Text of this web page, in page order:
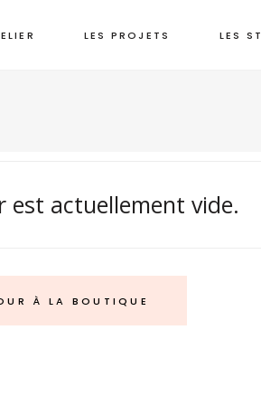
LES PROJETS LES
est actuellement vide.
À LA BOUTIQUE